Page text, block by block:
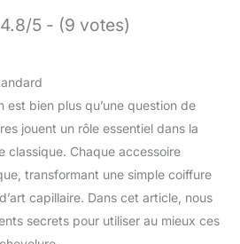
4.8/5 - (9 votes)
est bien plus qu’une question de
jouent un rôle essentiel dans la
classique. Chaque accessoire
transformant une simple coiffure
capillaire. Dans cet article, nous
secrets pour utiliser au mieux ces